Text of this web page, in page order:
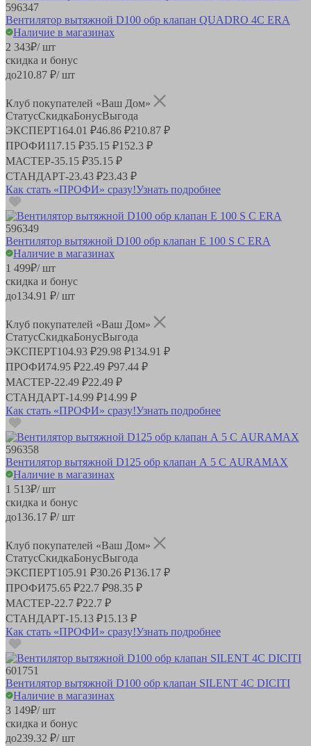
596347
Вентилятор вытяжной D100 обр клапан QUADRO 4C ERA
Наличие в магазинах
2 343₽/ шт
скидка и бонус
до210.87 ₽/ шт
Клуб покупателей «Ваш Дом»
СтатусСкидкаБонусВыгода
ЭКСПЕРТ164.01 ₽46.86 ₽210.87 ₽
ПРОФИ117.15 ₽35.15 ₽152.3 ₽
МАСТЕР-35.15 ₽35.15 ₽
СТАНДАРТ-23.43 ₽23.43 ₽
Как стать «ПРОФИ» сразу!Узнать подробнее
596349
Вентилятор вытяжной D100 обр клапан E 100 S C ERA
Наличие в магазинах
1 499₽/ шт
скидка и бонус
до134.91 ₽/ шт
Клуб покупателей «Ваш Дом»
СтатусСкидкаБонусВыгода
ЭКСПЕРТ104.93 ₽29.98 ₽134.91 ₽
ПРОФИ74.95 ₽22.49 ₽97.44 ₽
МАСТЕР-22.49 ₽22.49 ₽
СТАНДАРТ-14.99 ₽14.99 ₽
Как стать «ПРОФИ» сразу!Узнать подробнее
596358
Вентилятор вытяжной D125 обр клапан А 5 С AURAMAX
Наличие в магазинах
1 513₽/ шт
скидка и бонус
до136.17 ₽/ шт
Клуб покупателей «Ваш Дом»
СтатусСкидкаБонусВыгода
ЭКСПЕРТ105.91 ₽30.26 ₽136.17 ₽
ПРОФИ75.65 ₽22.7 ₽98.35 ₽
МАСТЕР-22.7 ₽22.7 ₽
СТАНДАРТ-15.13 ₽15.13 ₽
Как стать «ПРОФИ» сразу!Узнать подробнее
601751
Вентилятор вытяжной D100 обр клапан SILENT 4C DICITI
Наличие в магазинах
3 149₽/ шт
скидка и бонус
до239.32 ₽/ шт